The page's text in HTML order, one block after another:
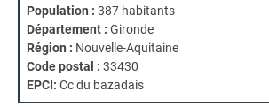
Population : 387 habitants
Département : Gironde
Région : Nouvelle-Aquitaine
Code postal : 33430
EPCI: Cc du bazadais